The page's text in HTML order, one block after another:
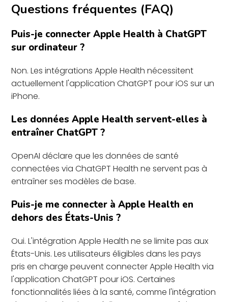
Questions fréquentes (FAQ)
Puis-je connecter Apple Health à ChatGPT
sur ordinateur ?
Non. Les intégrations Apple Health nécessitent
actuellement l'application ChatGPT pour iOS sur un
iPhone.
Les données Apple Health servent-elles à
entraîner ChatGPT ?
OpenAI déclare que les données de santé
connectées via ChatGPT Health ne servent pas à
entraîner ses modèles de base.
Puis-je me connecter à Apple Health en
dehors des États-Unis ?
Oui. L'intégration Apple Health ne se limite pas aux
États-Unis. Les utilisateurs éligibles dans les pays
pris en charge peuvent connecter Apple Health via
l'application ChatGPT pour iOS. Certaines
fonctionnalités liées à la santé, comme l'intégration